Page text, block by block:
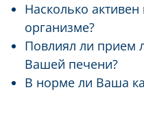
Насколько
организме?
Повлиял ли прием
Вашей печени?
В норме ли Ваша